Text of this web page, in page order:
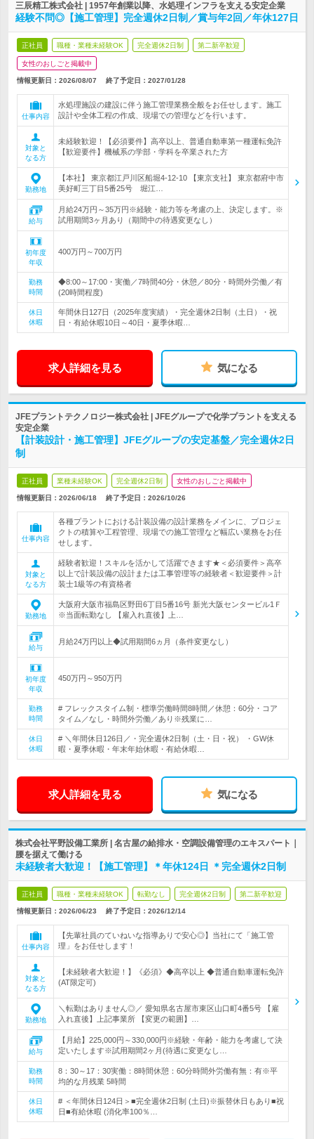
三辰精工株式会社 | 1957年創業以降、水処理インフラを支える安定企業
経験不問◎【施工管理】完全週休2日制／賞与年2回／年休127日
正社員 職種・業種未経験OK 完全週休2日制 第二新卒歓迎
女性のおしごと掲載中
情報更新日：2026/08/07 終了予定日： 2027/01/28
仕事内容
水処理施設の建設に伴う施工管理業務全般をお任せします。施工
設計や全体工程の作成、現場での管理などを行います。
対象と
なる方
未経験歓迎！【必須要件】高卒以上、普通自動車第一種運転免許
【歓迎要件】機械系の学部・学科を卒業された方
勤務地
【本社】 東京都江戸川区船堀4-12-10 【東京支社】 東京都府中市
美好町三丁目5番25号 堀江…
給与
月給24万円～35万円※経験・能力等を考慮の上、決定します。※
試用期間3ヶ月あり（期間中の待遇変更なし）
初年度
年収
400万円～700万円
勤務
時間
◆8:00～17:00・実働／7時間40分・休憩／80分・時間外労働／有
(20時間程度)
休日
休暇
年間休日127日（2025年度実績）・完全週休2日制（土日）・祝
日・有給休暇10日～40日・夏季休暇…
求人詳細を見る 気になる
JFEプラントテクノロジー株式会社 | JFEグループで化学プラントを支える
安定企業
【計装設計・施工管理】JFEグループの安定基盤／完全週休2日
制
正社員 業種未経験OK 完全週休2日制 女性のおしごと掲載中
情報更新日：2026/06/18 終了予定日： 2026/10/26
仕事内容
各種プラントにおける計装設備の設計業務をメインに、プロジェ
クトの積算や工程管理、現場での施工管理など幅広い業務をお任
せします。
対象と
なる方
経験者歓迎！スキルを活かして活躍できます★＜必須要件＞高卒
以上で計装設備の設計または工事管理等の経験者＜歓迎要件＞計
装士1級等の有資格者
勤務地
大阪府大阪市福島区野田6丁目5番16号 新光大阪センタービル1Ｆ
※当面転勤なし 【雇入れ直後】上…
給与
月給24万円以上◆試用期間6ヵ月（条件変更なし）
初年度
年収
450万円～950万円
勤務
時間
# フレックスタイム制・標準労働時間8時間／休憩：60分・コア
タイム／なし・時間外労働／あり※残業に…
休日
休暇
# ＼年間休日126日／・完全週休2日制（土・日・祝） ・GW休
暇・夏季休暇・年末年始休暇・有給休暇…
求人詳細を見る 気になる
株式会社平野設備工業所 | 名古屋の給排水・空調設備管理のエキスパート｜
腰を据えて働ける
未経験者大歓迎！【施工管理】＊年休124日 ＊完全週休2日制
正社員 職種・業種未経験OK 転勤なし 完全週休2日制 第二新卒歓迎
情報更新日：2026/06/23 終了予定日： 2026/12/14
仕事内容
【先輩社員のていねいな指導ありで安心◎】当社にて「施工管
理」をお任せします！
対象と
なる方
【未経験者大歓迎！】《必須》◆高卒以上 ◆普通自動車運転免許
(AT限定可)
勤務地
＼転勤はありません◎／ 愛知県名古屋市東区山口町4番5号 【雇
入れ直後】上記事業所 【変更の範囲】…
給与
【月給】225,000円～330,000円※経験・年齢・能力を考慮して決
定いたします※試用期間2ヶ月(待遇に変更なし…
勤務
時間
8：30～17：30実働：8時間休憩：60分時間外労働有無：有※平
均的な月残業 5時間
休日
休暇
# ＜年間休日124日＞■完全週休2日制 (土日)※振替休日もあり■祝
日■有給休暇 (消化率100％…